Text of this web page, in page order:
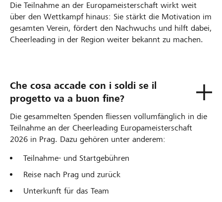
Die Teilnahme an der Europameisterschaft wirkt weit
über den Wettkampf hinaus: Sie stärkt die Motivation im
gesamten Verein, fördert den Nachwuchs und hilft dabei,
Cheerleading in der Region weiter bekannt zu machen.
Che cosa accade con i soldi se il
progetto va a buon fine?
Die gesammelten Spenden fliessen vollumfänglich in die
Teilnahme an der Cheerleading Europameisterschaft
2026 in Prag. Dazu gehören unter anderem:
Teilnahme- und Startgebühren
Reise nach Prag und zurück
Unterkunft für das Team